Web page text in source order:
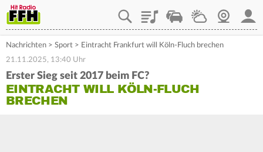
PlaylistStaupilotWetterWebcam
Nachrichten > Sport > Eintracht Frankfurt will Köln-Fluch brechen
21.11.2025, 13:40 Uhr
Erster Sieg seit 2017 beim FC?
EINTRACHT WILL KÖLN-FLUCH
BRECHEN